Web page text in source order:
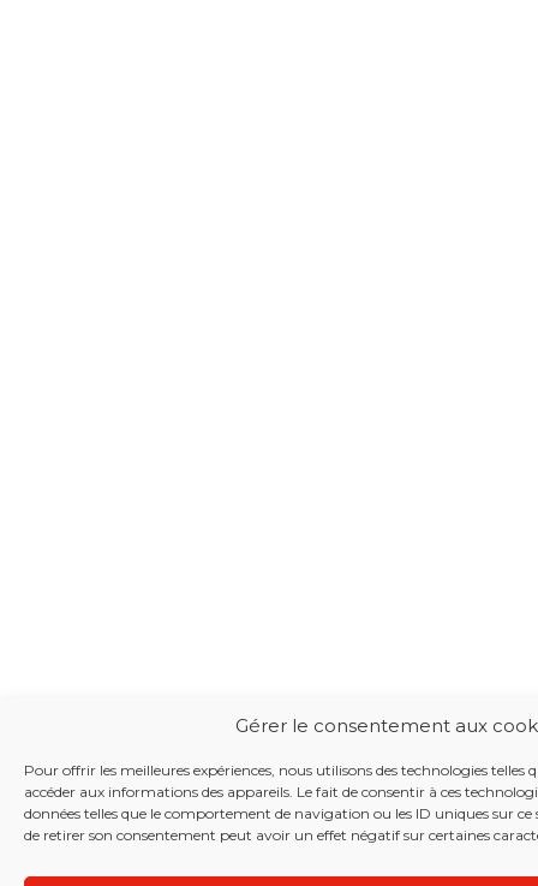
Gérer le consentement aux
Pour offrir les meilleures expériences, nous utilisons des technologies telles
accéder aux informations des appareils. Le fait de consentir à ces
données telles que le comportement de navigation ou les ID uniques sur ce
de retirer son consentement peut avoir un effet négatif sur certaines